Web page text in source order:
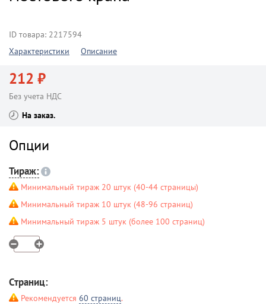
ID товара: 2217594
Характеристики
Описание
212 ₽
Без учета НДС
На заказ
Опции
Тираж:
Минимальный тираж 20 штук (40-44 страницы)
Минимальный тираж 10 штук (48-96 страниц)
Минимальный тираж 5 штук (более 100 страниц)
Страниц:
Рекомендуется 60 страниц.